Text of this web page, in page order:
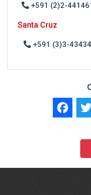
+591 (2)2-
Santa Cruz
+591 (3)3-